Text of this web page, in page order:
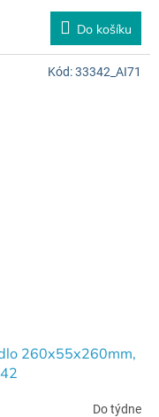
Do košíku
260x55x260mm,
Do týdne
Kód:33342_AI71